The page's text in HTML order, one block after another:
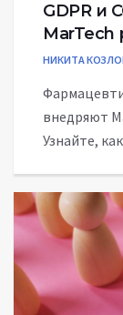
GDPR и
НИКИТА
внедряют
Узнайте,